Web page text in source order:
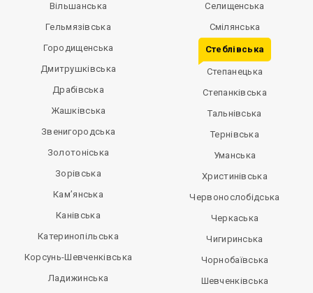
Вільшанська
Гельмязівська
Городищенська
Дмитрушківська
Драбівська
Жашківська
Звенигородська
Золотоніська
Зорівська
Кам’янська
Канівська
Катеринопільська
Корсунь-Шевченківська
Ладижинська
Селищенська
Смілянська
Стеблівська
Степанецька
Степанківська
Тальнівська
Тернівська
Уманська
Христинівська
Червонослобідська
Черкаська
Чигиринська
Чорнобаївська
Шевченківська